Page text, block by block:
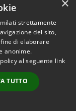
© 2026 • Comune di
Pietro • Powered by
•
Accesso
redazione
strettamente
del sito,
di elaborare
anonime.
al seguente link
TUTTO